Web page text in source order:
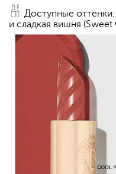
Доступные
и сладкая вишня (Sweet